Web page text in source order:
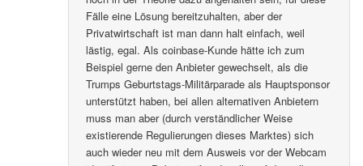
Fälle eine Lösung bereitzuhalten, aber der
Privatwirtschaft ist man dann halt einfach, weil
lästig, egal. Als coinbase-Kunde hätte ich zum
Beispiel gerne den Anbieter gewechselt, als die
Trumps Geburtstags-Militärparade als Hauptsponsor
unterstützt haben, bei allen alternativen Anbietern
muss man aber (durch verständlicher Weise
existierende Regulierungen dieses Marktes) sich
auch wieder neu mit dem Ausweis vor der Webcam